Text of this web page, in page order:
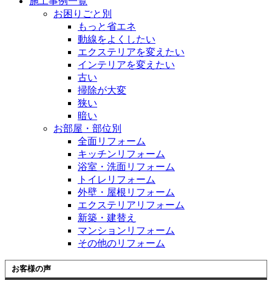
お困りごと別
もっと省エネ
動線をよくしたい
エクステリアを変えたい
インテリアを変えたい
古い
掃除が大変
狭い
暗い
お部屋・部位別
全面リフォーム
キッチンリフォーム
浴室・洗面リフォーム
トイレリフォーム
外壁・屋根リフォーム
エクステリアリフォーム
新築・建替え
マンションリフォーム
その他のリフォーム
お客様の声